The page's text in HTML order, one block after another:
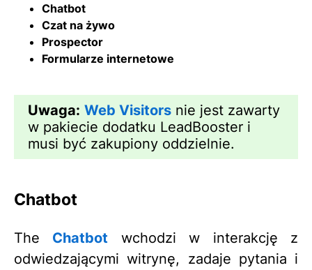
Chatbot
Czat na żywo
Prospector
Formularze internetowe
Uwaga: Web Visitors nie jest zawarty
w pakiecie dodatku LeadBooster i
musi być zakupiony oddzielnie.
Chatbot
The Chatbot wchodzi w interakcję z
odwiedzającymi witrynę, zadaje pytania i